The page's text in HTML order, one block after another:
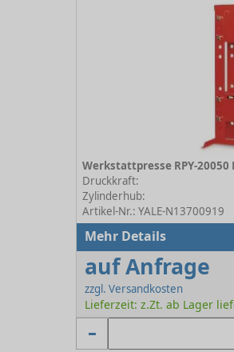
Werkstattpresse RPY-20050
Druckkraft:
Zylinderhub:
Artikel-Nr.: YALE-N13700919
Mehr Details
auf Anfrage
zzgl. Versandkosten
Lieferzeit: z.Zt. ab Lager